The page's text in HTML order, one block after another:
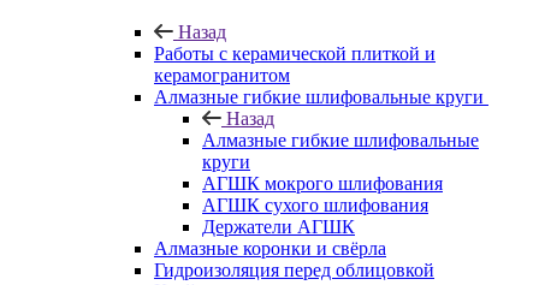
Назад
Работы с керамической плиткой и
керамогранитом
Алмазные гибкие шлифовальные круги
Назад
Алмазные гибкие шлифовальные
круги
АГШК мокрого шлифования
АГШК сухого шлифования
Держатели АГШК
Алмазные коронки и свёрла
Гидроизоляция перед облицовкой